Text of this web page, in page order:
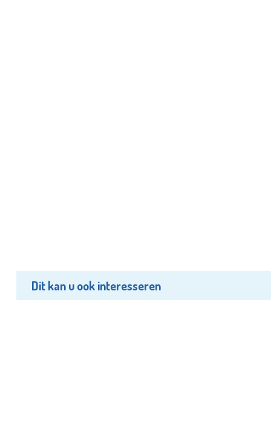
Dit kan u ook interesseren